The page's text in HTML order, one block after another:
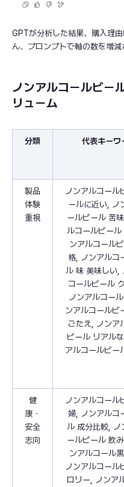
GPTが分析した結果、購入理
ん、プロンプトで軸の数を増減
ノンアルコールビー
リューム
分類 代表キーワ
製品
体験
重視
ノンアルコール
ールに近い, ノ
ールビール 苦
ルコールビール
ンアルコール
格, ノンアルコ
ル 味 美味しい,
コールビール
ノンアルコー
ンアルコールビ
ごたえ, ノンア
ビール リアル
アルコールビー
健
康・
安全
志向
ノンアルコール
婦, ノンアルコ
ル 成分比較, ノ
ールビール 飲
ンアルコール
ノンアルコール
ロリー, ノンア